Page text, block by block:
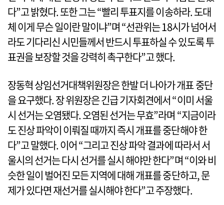
다”고 밝혔다. 또한 그는 “빨리 투표지를 이송하라. 도대
체 이게 무슨 일이란 말이냐”며 “선관위는 18시가 넘어서
라도 기다리신 시민들께서 반드시 투표하실 수 있도록 투
표권을 보장할 것을 강력히 촉구한다”고 했다.
장동혁 상임선거대책위원장은 한발 더 나아가 개표 중단
을 요구했다. 장 위원장은 긴급 기자회견에서 “이미 서울
시 선거는 오염됐다. 오염된 선거는 무효”라며 “지금이라
도 진상 파악이 이뤄질 때까지 즉시 개표를 중단해야 한
다”고 말했다. 이어 “그리고 진상 파악 결과에 따라서 서
울시의 선거는 다시 선거를 실시 해야만 한다”며 “이와 비
슷한 일이 벌어진 모든 지역에 대해 개표를 중단하고, 문
제가 있다면 재선거를 실시해야 한다”고 주장했다.